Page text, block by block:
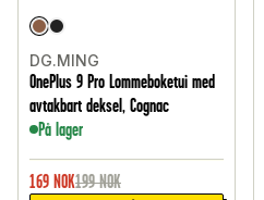
DG.MING
OnePlus 9 Pro Lommeboketui med
avtakbart deksel, Cognac
På lager
169 NOK199 NOK